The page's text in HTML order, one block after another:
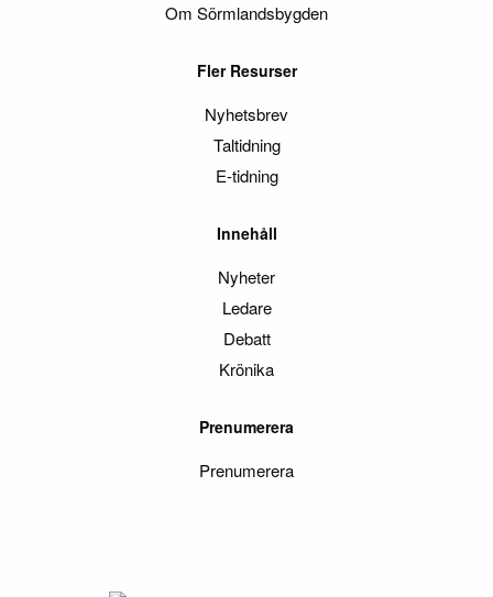
Om Sörmlandsbygden
Fler Resurser
Nyhetsbrev
Taltidning
E-tidning
Innehåll
Nyheter
Ledare
Debatt
Krönika
Prenumerera
Prenumerera